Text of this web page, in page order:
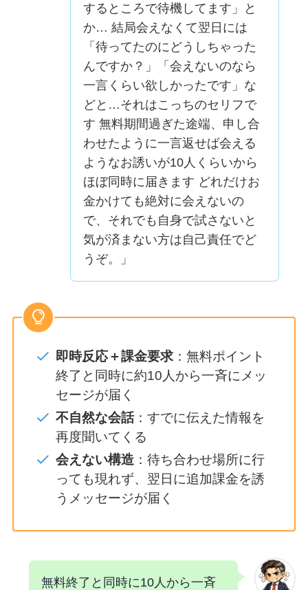
するところで待機してます」と
か… 結局会えなくて翌日には
「待ってたのにどうしちゃった
んですか？」「会えないのなら
一言くらい欲しかったです」な
どと…それはこっちのセリフで
す 無料期間過ぎた途端、申し合
わせたように一言返せば会える
ようなお誘いが10人くらいから
ほぼ同時に届きます どれだけお
金かけても絶対に会えないの
で、それでも自身で試さないと
気が済まない方は自己責任でど
うぞ。」
即時反応＋課金要求 ：無料ポイント
終了と同時に約10人から一斉にメッ
セージが届く
不自然な会話：すでに伝えた情報を
再度聞いてくる
会えない構造 ：待ち合わせ場所に行
っても現れず、翌日に追加課金を誘
うメッセージが届く
無料終了と同時に10人から一斉